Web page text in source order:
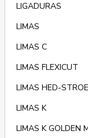
LIGADURAS
LIMAS
LIMAS C
LIMAS FLEXICUT
LIMAS HED-
LIMAS K
LIMAS K GOLDEN